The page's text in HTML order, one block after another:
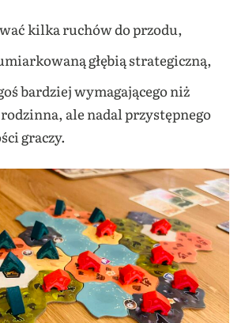
kilka ruchów do przodu,
głębią strategiczną,
bardziej wymagającego niż
ale nadal przystępnego
graczy.